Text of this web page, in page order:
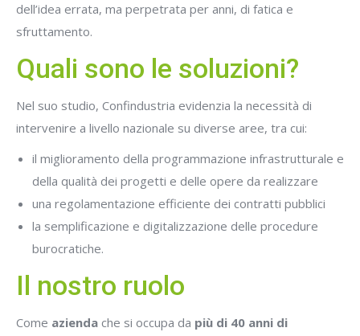
dell’idea errata, ma perpetrata per anni, di fatica e
sfruttamento.
Quali sono le soluzioni?
Nel suo studio, Confindustria evidenzia la necessità di
intervenire a livello nazionale su diverse aree, tra cui:
il miglioramento della programmazione infrastrutturale e
della qualità dei progetti e delle opere da realizzare
una regolamentazione efficiente dei contratti pubblici
la semplificazione e digitalizzazione delle procedure
burocratiche.
Il nostro ruolo
Come azienda che si occupa da più di 40 anni di